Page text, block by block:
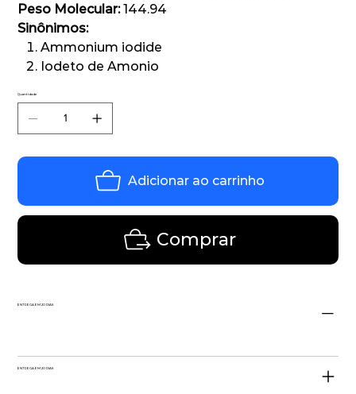
Peso Molecular:144.94
Sinônimos:
Ammonium iodide
Iodeto de Amonio
Quantidade
Adicionar ao carrinho
Comprar
ENTREGA EM 20 DIAS
ENTREGA EM 20 DIAS